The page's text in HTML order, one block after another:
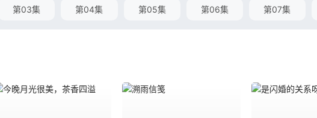
第03集 第04集 第05集 第06集 第07集